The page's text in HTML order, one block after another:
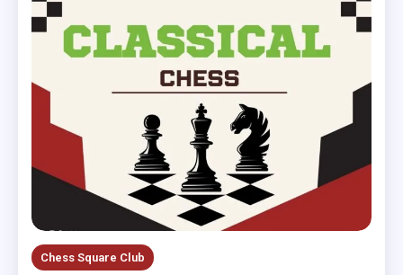
Chess Square Club